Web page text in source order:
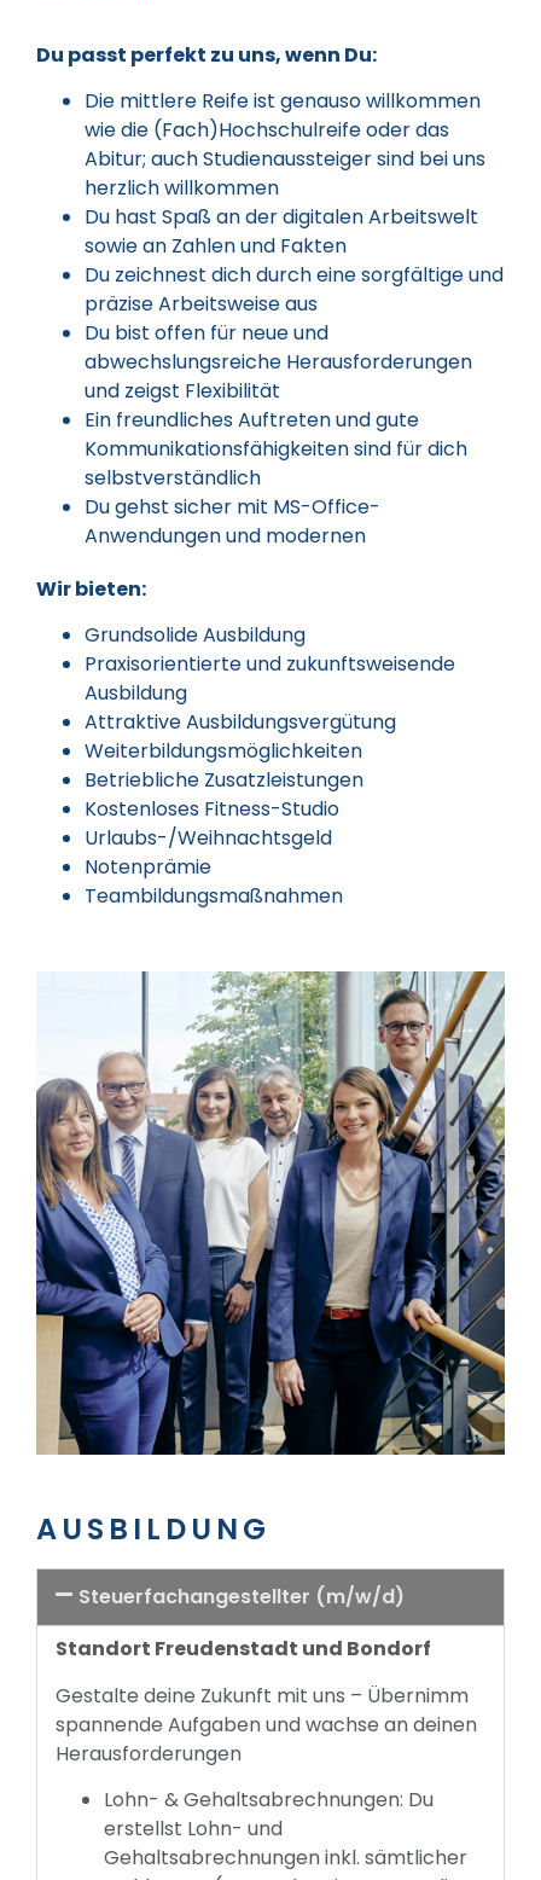
Du passt perfekt zu uns, wenn Du:
Die mittlere Reife ist genauso willkommen
wie die (Fach)Hochschulreife oder das
Abitur; auch Studienaussteiger sind bei uns
herzlich willkommen
Du hast Spaß an der digitalen Arbeitswelt
sowie an Zahlen und Fakten
Du zeichnest dich durch eine sorgfältige und
präzise Arbeitsweise aus
Du bist offen für neue und
abwechslungsreiche Herausforderungen
und zeigst Flexibilität
Ein freundliches Auftreten und gute
Kommunikationsfähigkeiten sind für dich
selbstverständlich
Du gehst sicher mit MS-Office-
Anwendungen und modernen
Wir bieten:
Grundsolide Ausbildung
Praxisorientierte und zukunftsweisende
Ausbildung
Attraktive Ausbildungsvergütung
Weiterbildungsmöglichkeiten
Betriebliche Zusatzleistungen
Kostenloses Fitness-Studio
Urlaubs-/Weihnachtsgeld
Notenprämie
Teambildungsmaßnahmen
AUSBILDUNG
Steuerfachangestellter (m/w/d)
Standort Freudenstadt und Bondorf
Gestalte deine Zukunft mit uns – Übernimm
spannende Aufgaben und wachse an deinen
Herausforderungen
Lohn- & Gehaltsabrechnungen: Du
erstellst Lohn- und
Gehaltsabrechnungen inkl. sämtlicher